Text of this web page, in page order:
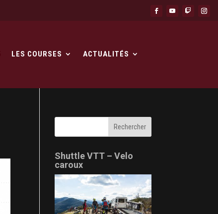
LES COURSES
ACTUALITÉS
Shuttle VTT – Velo
caroux